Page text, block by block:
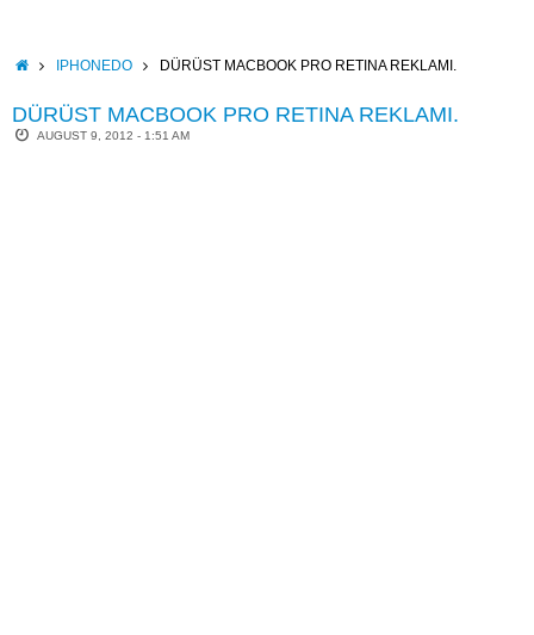
contentHOMEIPHONEDO DÜRÜST MACBOOK PRO RETINA REKLAMI.
DÜRÜST MACBOOK PRO RETINA REKLAMI.
AUGUST 9, 2012 - 1:51 AM